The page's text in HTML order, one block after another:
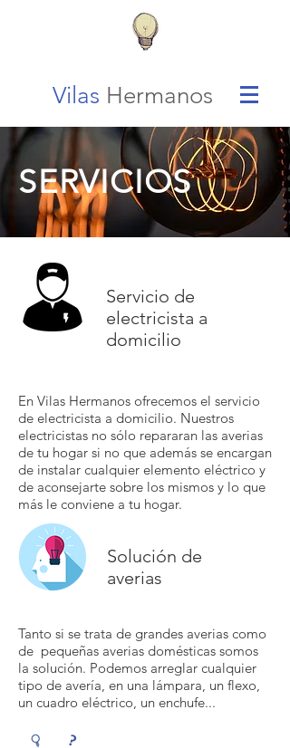
Vilas Hermanos
SERVICIOS
Servicio de
electricista a
domicilio
En Vilas Hermanos ofrecemos el servicio
de electricista a domicilio. Nuestros
electricistas no sólo repararan las averias
de tu hogar si no que además se encargan
de instalar cualquier elemento eléctrico y
de aconsejarte sobre los mismos y lo que
más le conviene a tu hogar.
Solución de
averias
Tanto si se trata de grandes averias como
de pequeñas averias domésticas somos
la solución. Podemos arreglar cualquier
tipo de avería, en una lámpara, un flexo,
un cuadro eléctrico, un enchufe...